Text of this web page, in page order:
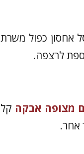
אחסון כפול משרת
לרצפה.
מצופה אבקה קל
אחר.